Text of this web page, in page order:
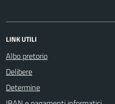
LINK UTILI
Albo pretorio
Delibere
Determine